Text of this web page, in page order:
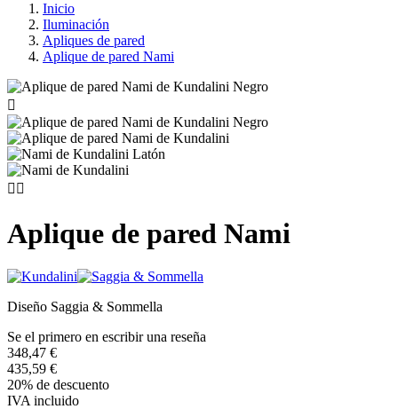
Inicio
Iluminación
Apliques de pared
Aplique de pared Nami

 
Aplique de pared Nami
Diseño Saggia & Sommella
Se el primero en escribir una reseña
348,47 €
435,59 €
20% de descuento
IVA incluido